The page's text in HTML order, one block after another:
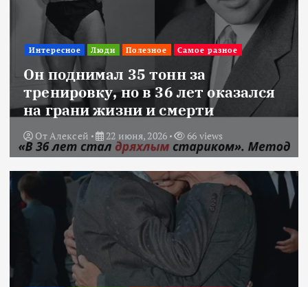
Интересное Люди Полезное Самое разное
Он поднимал 35 тонн за
тренировку, но в 36 лет оказался
на грани жизни и смерти
От Алексей 22 июня, 2026 66 views